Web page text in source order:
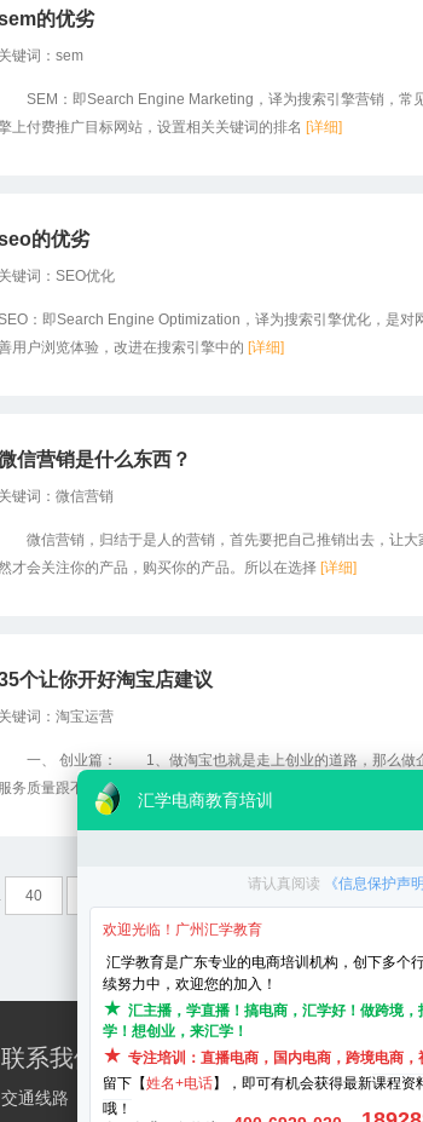
的优劣
关键词：sem
SEM：即Search Engine Marketing，译为搜索引擎营销，常
上付费推广目标网站，设置相关关键词的排名 [详细]
的优劣
关键词：SEO优化
：即Search Engine Optimization，译为搜索引擎优化，是对
用户浏览体验，改进在搜索引擎中的 [详细]
信营销是什么东西？
关键词：微信营销
微信营销，归结于是人的营销，首先要把自己推销出去，让大
才会关注你的产品，购买你的产品。所以在选择 [详细]
个让你开好淘宝店建议
关键词：淘宝运营
一、 创业篇： 1、做淘宝也就是走上创业的道路，那么做企
服务质量跟不上，你的推广没钱，你的团队扩张
40 44 45 46
联系我们
交通线路
校区分布
天河区_华师校区 电